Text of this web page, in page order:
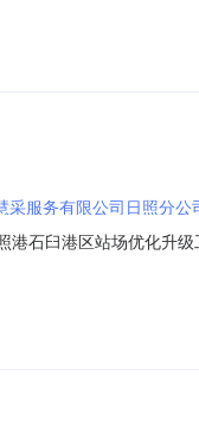
道衡拆除，与北侧适当
采服务有限公司日照分公
石臼港区站场优化升
告规模：采购日照港